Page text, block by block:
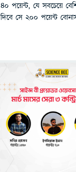
৪০ পয়েন্ট, যে সবচেয়ে
দিবে সে ২০০ পয়েন্ট